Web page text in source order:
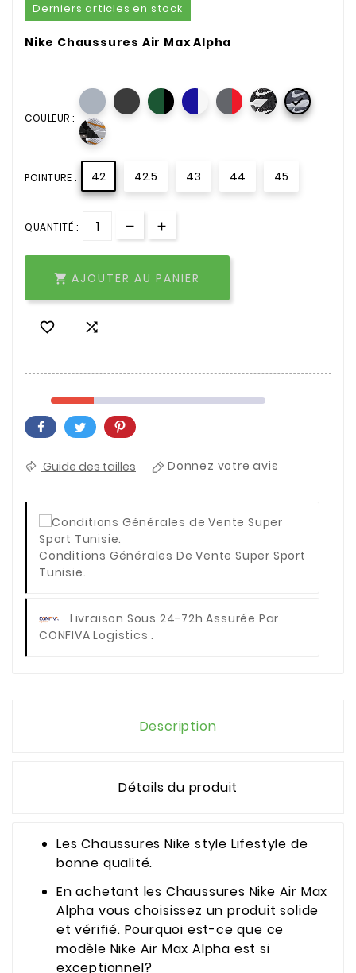
Derniers articles en stock
Nike Chaussures Air Max Alpha
COULEUR :

POINTURE : 42 42.5 43 44 45
QUANTITÉ :
 AJOUTER AU PANIER
 
Guide des tailles Donnez votre avis
Conditions Générales De Vente Super Sport
Tunisie.
Livraison Sous 24-72h Assurée Par
CONFIVA Logistics .
Description
Détails du produit
Les Chaussures Nike style Lifestyle de
bonne qualité.
En achetant les Chaussures Nike Air Max
Alpha vous choisissez un produit solide
et vérifié. Pourquoi est-ce que ce
modèle Nike Air Max Alpha est si
exceptionnel?